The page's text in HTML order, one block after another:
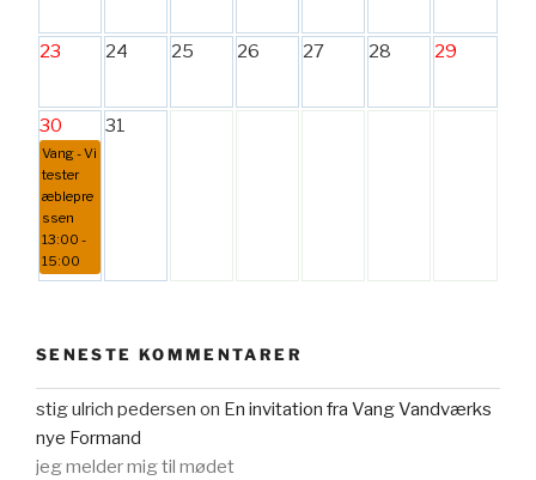
23 24 25 26 27 28 29
30
Vang - Vi
tester
æblepre
ssen
13:00 -
15:00
31
SENESTE KOMMENTARER
stig ulrich pedersen on En invitation fra Vang Vandværks
nye Formand
jeg melder mig til mødet